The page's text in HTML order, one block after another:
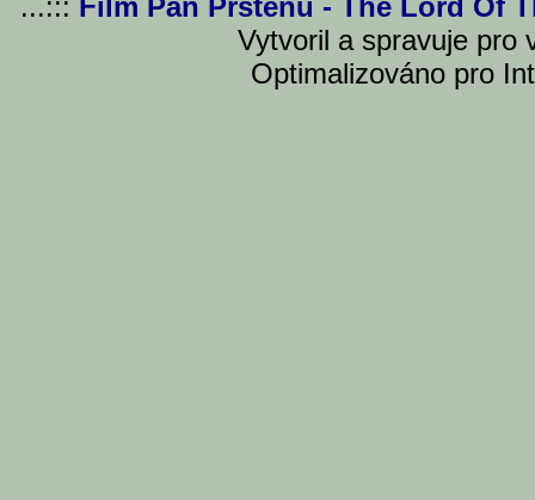
...::: Film Pán Prstenu - The Lord Of
Vytvoril a spravuje pro
Optimalizováno pro